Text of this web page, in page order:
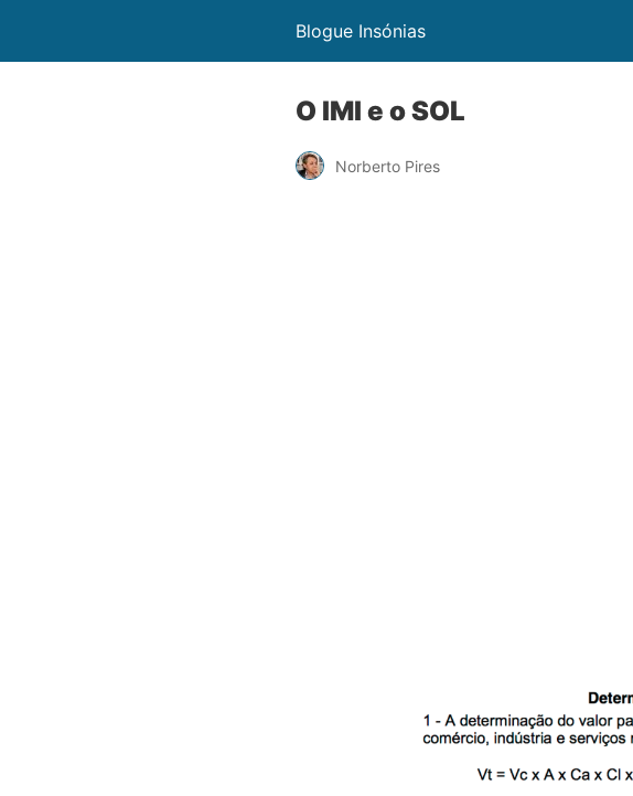
Blogue Insónias
O IMI e o SOL
Norberto Pires